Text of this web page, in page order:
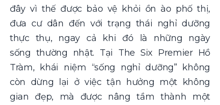
đây vì thế được bảo vệ khỏi ồn ào phố thị,
đưa cư dân đến với trạng thái nghỉ dưỡng
thực thụ, ngay cả khi đó là những ngày
sống thường nhật. Tại The Six Premier Hồ
Tràm, khái niệm “sống nghỉ dưỡng” không
còn dừng lại ở việc tận hưởng một không
gian đẹp, mà được nâng tầm thành một